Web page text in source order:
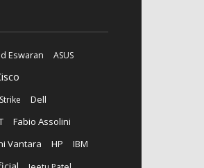
Eswaran
ASUS
Dell
Fabio Assolini
Vantara HP IBM